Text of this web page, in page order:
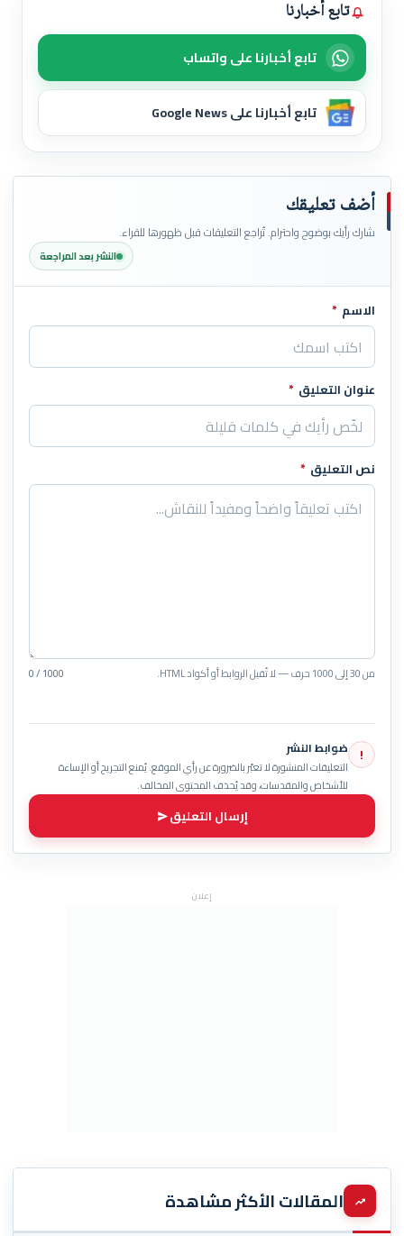
تابع أخبارنا
تابع أخبارنا على واتساب
تابع أخبارنا على Google News
أضف تعليقك
شارك رأيك بوضوح واحترام. تُراجع التعليقات قبل ظهورها للقراء.
النشر بعد المراجعة
اترك هذا الحقل فارغاً
الاسم *
عنوان التعليق *
نص التعليق *
من 30 إلى 1000 حرف — لا تُقبل الروابط أو أكواد HTML. 0 / 1000
! ضوابط النشر
التعليقات المنشورة لا تعبّر بالضرورة عن رأي الموقع. يُمنع التجريح أو الإساءة
للأشخاص والمقدسات، وقد يُحذف المحتوى المخالف.
إرسال التعليق
إعلان
المقالات الأكثر مشاهدة